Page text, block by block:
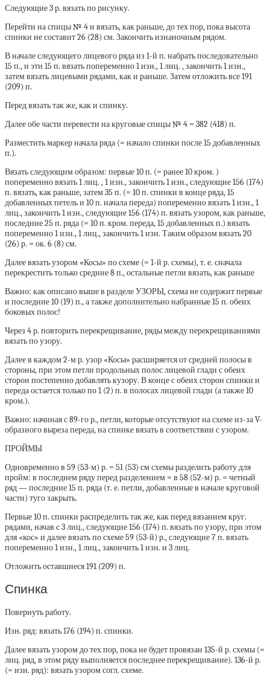
Следующие 3 р. вязать по рисунку.
Перейти на спицы № 4 и вязать, как раньше, до тех пор, пока высота
спинки не составит 26 (28) см. Закончить изнаночным рядом.
В начале следующего лицевого ряда из 1-й п. набрать последовательно
15 п., и эти 15 п. вязать попеременно 1 изн., 1 лиц. , закончить 1 изн.,
затем вязать лицевыми рядами, как и раньше. Затем отложить все 191
(209) п.
Перед вязать так же, как и спинку.
Далее обе части перевести на круговые спицы № 4 = 382 (418) п.
Разместить маркер начала ряда (= начало спинки после 15 добавленных
п.).
Вязать следующим образом: первые 10 п. (= ранее 10 кром. )
попеременно вязать 1 лиц. , 1 изн., закончить 1 изн., следующие 156 (174)
п. вязать, как раньше, затем 35 п. (= 10 п. спинки в конце ряда, 15
добавленных петель и 10 п. начала переда) попеременно вязать 1 изн., 1
лиц., закончить 1 изн., следующие 156 (174) п. вязать узором, как раньше,
последние 25 п. ряда (= 10 п. кром. переда, 15 добавленных п.) вязать
попеременно 1 изн., 1 лиц., закончить 1 изн. Таким образом вязать 20
(26) р. = ок. 6 (8) см.
Далее вязать узором «Косы» по схеме (= 1-й р. схемы), т. е. сначала
перекрестить только средние 8 п., остальные петли вязать, как раньше
Важно: как описано выше в разделе УЗОРЫ, схема не содержит первые
и последние 10 (19) п., а также дополнительно набранные 15 п. обеих
боковых полос!
Через 4 р. повторить перекрещивание, ряды между перекрещиваниями
вязать по узору.
Далее в каждом 2-м р. узор «Косы» расширяется от средней полосы в
стороны, при этом петли продольных полос лицевой глади с обеих
сторон постепенно добавлять кузору. В конце с обеих сторон спинки и
переда остается только по 1 (2) п. в полосах лицевой глади (а также 10
кром.).
Важно: начиная с 89-го р., петли, которые отсутствуют на схеме из-за V-
образного выреза переда, на спинке вязать в соответствии с узором.
ПРОЙМЫ
Одновременно в 59 (53-м) р. = 51 (53) см схемы разделить работу для
пройм: в последнем ряду перед разделением = в 58 (52-м) р. = четный
ряд — последние 15 п. ряда (т. е. петли, добавленные в начале круговой
части) туго закрыть.
Первые 10 п. спинки распределить так же, как перед вязанием круг.
рядами, начав с 3 лиц., следующие 156 (174) п. вязать по узору, при этом
для «кос» и далее вязать по схеме 59 (53-й) р., следующие 7 п. вязать
попеременно 1 изн., 1 лиц., закончить 1 изн. и 3 лиц.
Отложить оставшиеся 191 (209) п.
Спинка
Повернуть работу.
Изн. ряд: вязать 176 (194) п. спинки.
Далее вязать узором до тех пор, пока не будет провязан 135-й р. схемы (=
лиц. ряд, в этом ряду выполняется последнее перекрещивание). 136-й р.
(= изн. ряд): вязать узором согл. схеме.